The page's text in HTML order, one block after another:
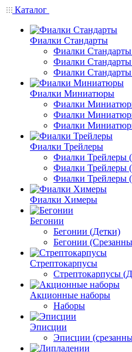
Каталог
Фиалки Стандарты
Фиалки
Фиалки
Фиалки
Фиалки Миниатюры
Фиалки
Фиалки
Фиалки
Фиалки Трейлеры
Фиалки Трейлеры
Фиалки Трейлеры
Фиалки Трейлеры
Фиалки Химеры
Бегонии
Бегонии (Детки)
Бегонии
Стрептокарпусы
Стрептокарпусы
Акционные наборы
Наборы
Эписции
Эписции